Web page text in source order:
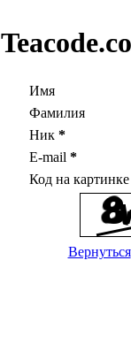
Имя
Фамилия
Ник *
E-mail *
Код на
Вернуться